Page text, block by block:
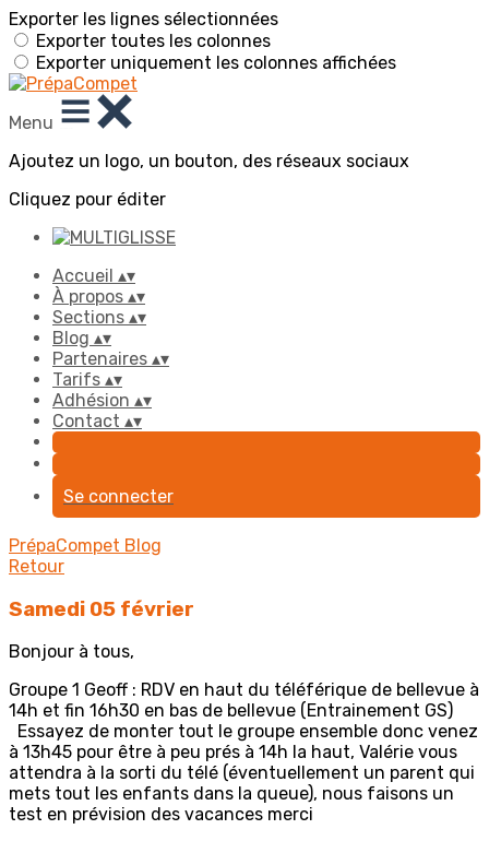
Exporter les lignes sélectionnées
Exporter toutes les colonnes
Exporter uniquement les colonnes affichées
Menu
Ajoutez un logo, un bouton, des réseaux sociaux
Cliquez pour éditer
Accueil ▴▾
À propos ▴▾
Sections ▴▾
Blog ▴▾
Partenaires ▴▾
Tarifs ▴▾
Adhésion ▴▾
Contact ▴▾
Se connecter
PrépaCompet Blog
Retour
Samedi 05 février
Bonjour à tous,
Groupe 1 Geoff : RDV en haut du téléférique de bellevue à
14h et fin 16h30 en bas de bellevue (Entrainement GS)
Essayez de monter tout le groupe ensemble donc venez
à 13h45 pour être à peu prés à 14h la haut, Valérie vous
attendra à la sorti du télé (éventuellement un parent qui
mets tout les enfants dans la queue), nous faisons un
test en prévision des vacances merci